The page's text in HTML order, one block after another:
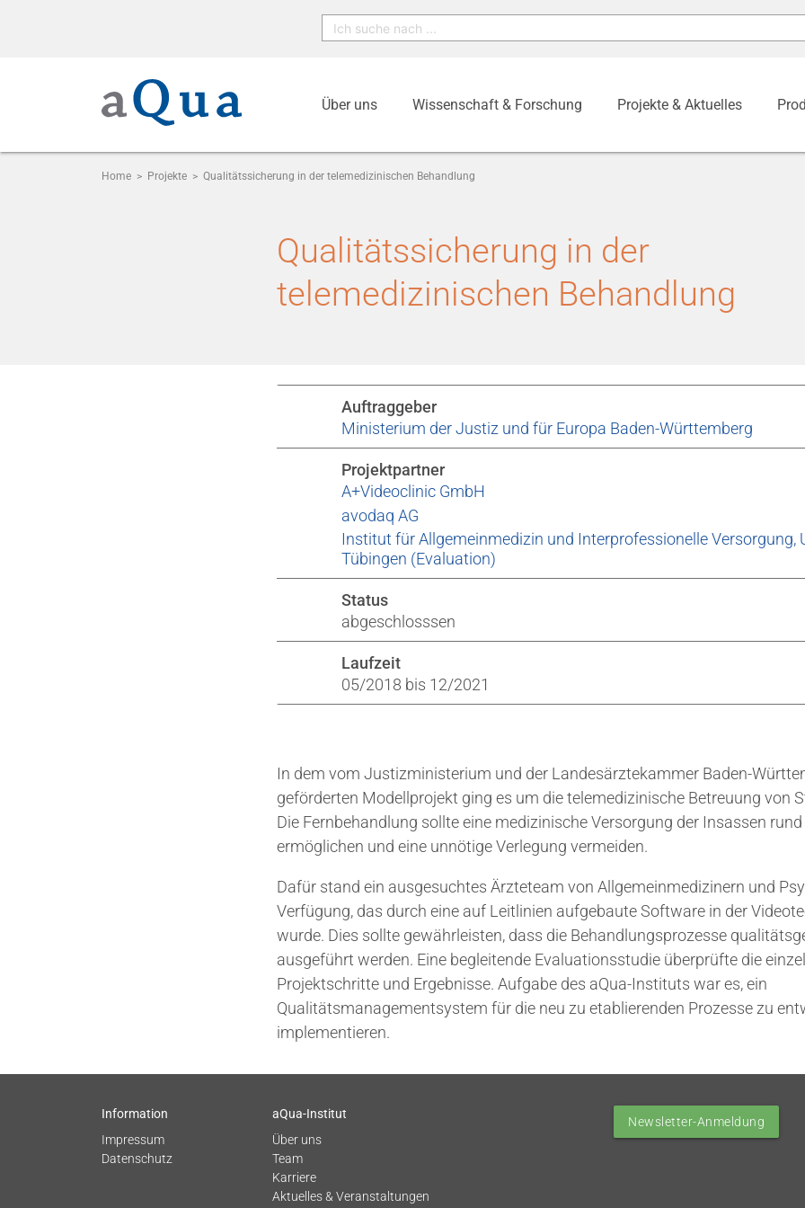
Über uns Wissenschaft & Forschung Projekte & Aktuelles
Home > Projekte > Qualitätssicherung in der telemedizinischen Behandlung
Qualitätssicherung in der
telemedizinischen Behandlung
Auftraggeber
Ministerium der Justiz und für Europa Baden-Württemberg
Projektpartner
A+Videoclinic GmbH
avodaq AG
Institut für Allgemeinmedizin und Interprofessionelle Versorgung,
Tübingen (Evaluation)
Status
abgeschlosssen
Laufzeit
05/2018 bis 12/2021
In dem vom Justizministerium und der Landesärztekammer Baden-
geförderten Modellprojekt ging es um die telemedizinische Betreuung von
Die Fernbehandlung sollte eine medizinische Versorgung der Insassen
ermöglichen und eine unnötige Verlegung vermeiden.
Dafür stand ein ausgesuchtes Ärzteteam von Allgemeinmedizinern und
Verfügung, das durch eine auf Leitlinien aufgebaute Software in der
wurde. Dies sollte gewährleisten, dass die Behandlungsprozesse
ausgeführt werden. Eine begleitende Evaluationsstudie überprüfte die
Projektschritte und Ergebnisse. Aufgabe des aQua-Instituts war es, ein
Qualitätsmanagementsystem für die neu zu etablierenden Prozesse zu
implementieren.
Newsletter-Anmeldung
Information
Impressum
Datenschutz
aQua-Institut
Über uns
Team
Karriere
Aktuelles & Veranstaltungen